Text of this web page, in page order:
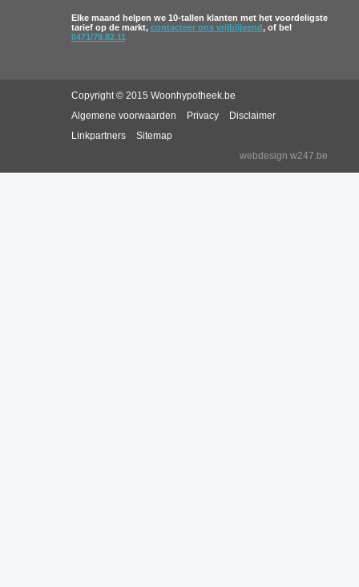
Elke maand helpen we 10-tallen klanten met het voordeligste
tarief op de markt, contacteer ons vrijblijvend, of bel
0471/79.82.11
Copyright © 2015 Woonhypotheek.be
Algemene voorwaarden
Privacy
Disclaimer
Linkpartners
Sitemap
webdesign w247.be